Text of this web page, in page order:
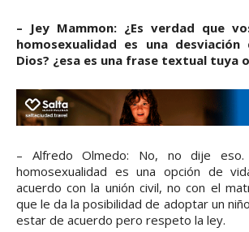
– Jey Mammon: ¿Es verdad que
homosexualidad es una
Dios? ¿esa es una frase textual tuya
– Alfredo Olmedo: No, no dije
homosexualidad es una opción de
acuerdo con la unión civil, no con el
que le da la posibilidad de adoptar un
estar de acuerdo pero respeto la ley.